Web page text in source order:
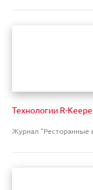
Технологии R-
Журнал "Ресторанные